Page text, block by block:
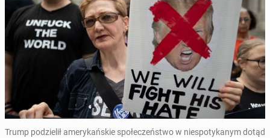
Trump po­dzie­lił ame­ry­kań­skie spo­łe­czeń­stwo w nie­spo­ty­ka­nym dotąd